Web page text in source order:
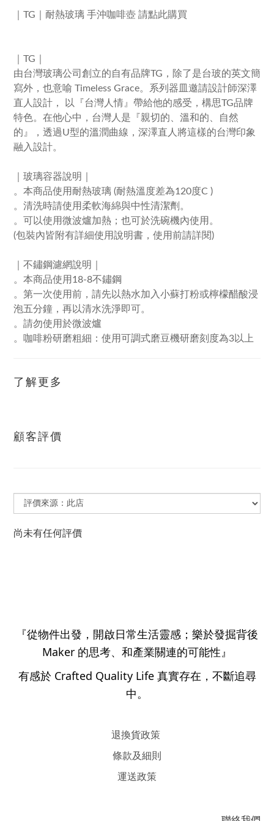
｜TG｜耐熱玻璃 手沖咖啡壺 請點此購買
TG
由台灣玻璃公司創立的自有品牌TG ，除了是台玻的英文簡
寫外，也意喻 Timeless Grace。系列器皿邀請設計師深澤
直人設計，
以『台灣人情』帶給他的感受，構思TG品牌
特色。在他心中，台灣人是『親切的、溫和的、自然
的』，透過U型的溫潤曲線，深澤直人將這樣的台灣印象
融入設計。
｜玻璃容器說明｜
。本商品使用耐熱玻璃 (耐熱溫度差為120度C )
。清洗時請使用柔軟海綿與中性清潔劑。
。可以使用微波爐加熱；也可於洗碗機內使用。
(包裝內皆附有詳細使用說明書，使用前請詳閱)
｜不鏽鋼濾網說明｜
。本商品使用18-8不鏽鋼
。第一次使用前，請先以熱水加入小蘇打粉或檸檬醋酸浸
泡五分鐘，再以清水洗淨即可。
。請勿使用於微波爐
。咖啡粉研磨粗細：使用可調式磨豆機研磨刻度為3以上
了解更多
顧客評價
尚未有任何評價
『從物件出發，開啟日常生活靈感；樂於發掘背後
Maker 的思考、和產業關連的可能性』
有感於 Crafted Quality Life 真實存在，不斷追尋
中。
退換貨政策
條款及細則
運送政策